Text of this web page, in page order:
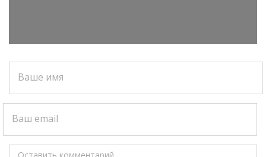
Ваше имя
Ваш email